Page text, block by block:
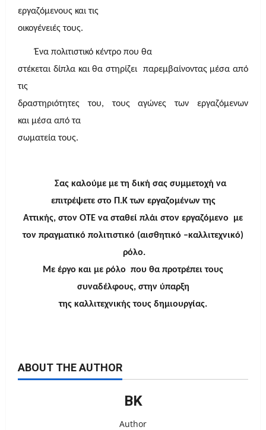
εργαζόμενους και τις
οικογένειές τους.
Ένα πολιτιστικό κέντρο που θα
στέκεται δίπλα και θα στηρίζει παρεμβαίνοντας μέσα από
τις
δραστηριότητες του, τους αγώνες των εργαζόμενων
και μέσα από τα
σωματεία τους.
Σας καλούμε με τη δική σας συμμετοχή να
επιτρέψετε στο Π.Κ των εργαζομένων της
Αττικής, στον ΟΤΕ να σταθεί πλάι στον εργαζόμενο με
τον πραγματικό πολιτιστικό (αισθητικό –καλλιτεχνικό)
ρόλο.
Με έργο και με ρόλο που θα προτρέπει τους
συναδέλφους, στην ύπαρξη
της καλλιτεχνικής τους δημιουργίας.
ABOUT THE AUTHOR
ΒΚ
Author